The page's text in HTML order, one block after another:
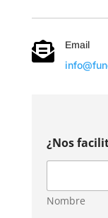
 Email
o
n
a
c
¿Nos
Nombre